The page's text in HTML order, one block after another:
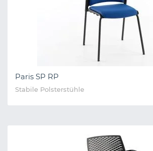
Paris SP RP
Stabile Polsterstühle